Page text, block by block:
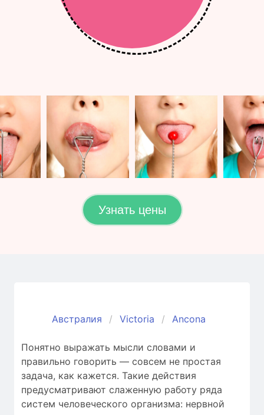
Узнать цены
Австралия Victoria Ancona
Понятно выражать мысли словами и
правильно говорить — совсем не простая
задача, как кажется. Такие действия
предусматривают слаженную работу ряда
систем человеческого организма: нервной